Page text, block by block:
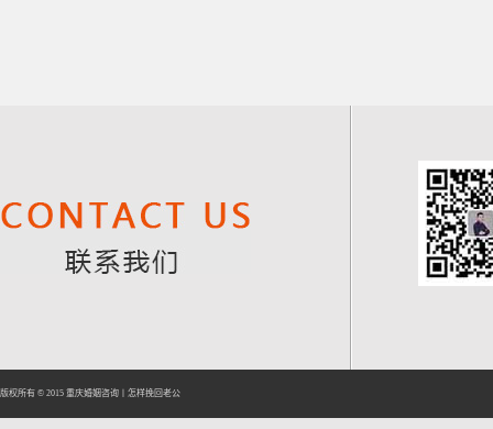
版权所有 © 2015 重庆婚姻咨询 怎样挽回老公